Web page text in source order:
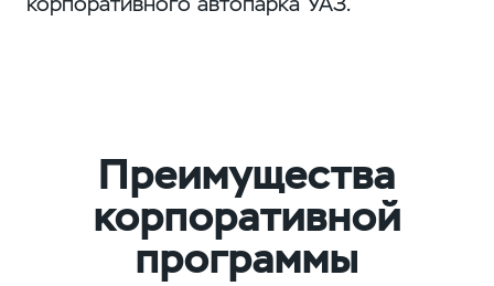
Преимущества
корпоративной
программы